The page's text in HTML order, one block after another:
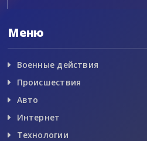
Меню
Военные действия
Происшествия
Авто
Интернет
Технологии